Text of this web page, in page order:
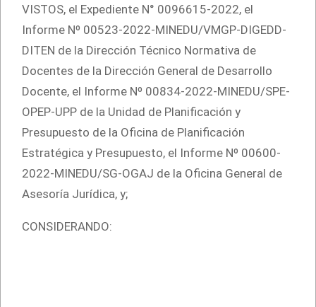
VISTOS, el Expediente N° 0096615-2022, el
Informe Nº 00523-2022-MINEDU/VMGP-DIGEDD-
DITEN de la Dirección Técnico Normativa de
Docentes de la Dirección General de Desarrollo
Docente, el Informe Nº 00834-2022-MINEDU/SPE-
OPEP-UPP de la Unidad de Planificación y
Presupuesto de la Oficina de Planificación
Estratégica y Presupuesto, el Informe Nº 00600-
2022-MINEDU/SG-OGAJ de la Oficina General de
Asesoría Jurídica, y;
CONSIDERANDO: